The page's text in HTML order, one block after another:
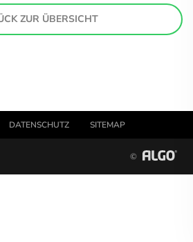
ZUR ÜBERSICHT
DATENSCHUTZ SITEMAP
©